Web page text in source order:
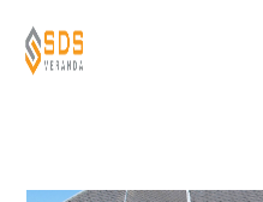
naar